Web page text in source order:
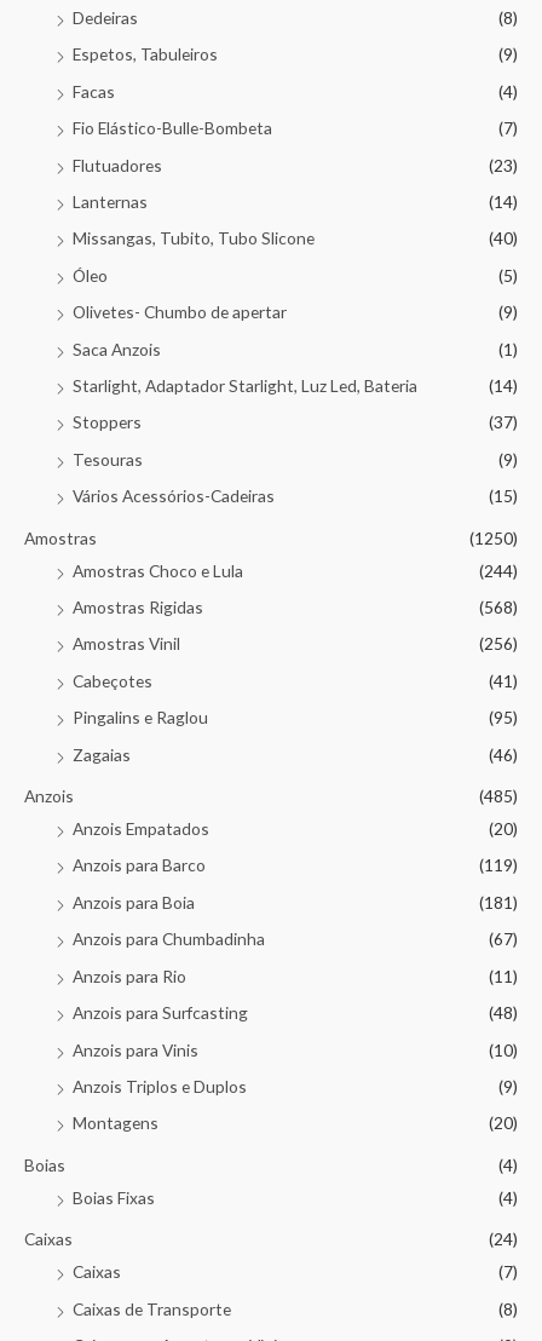
Dedeiras
(8)
Espetos, Tabuleiros
(9)
Facas
(4)
Fio Elástico-Bulle-Bombeta
(7)
Flutuadores
(23)
Lanternas
(14)
Missangas, Tubito, Tubo Slicone
(40)
Óleo
(5)
Olivetes- Chumbo de apertar
(9)
Saca Anzois
(1)
Starlight, Adaptador Starlight, Luz Led, Bateria
(14)
Stoppers
(37)
Tesouras
(9)
Vários Acessórios-Cadeiras
(15)
Amostras
(1250)
Amostras Choco e Lula
(244)
Amostras Rigidas
(568)
Amostras Vinil
(256)
Cabeçotes
(41)
Pingalins e Raglou
(95)
Zagaias
(46)
Anzois
(485)
Anzois Empatados
(20)
Anzois para Barco
(119)
Anzois para Boia
(181)
Anzois para Chumbadinha
(67)
Anzois para Rio
(11)
Anzois para Surfcasting
(48)
Anzois para Vinis
(10)
Anzois Triplos e Duplos
(9)
Montagens
(20)
Boias
(4)
Boias Fixas
(4)
Caixas
(24)
Caixas
(7)
Caixas de Transporte
(8)